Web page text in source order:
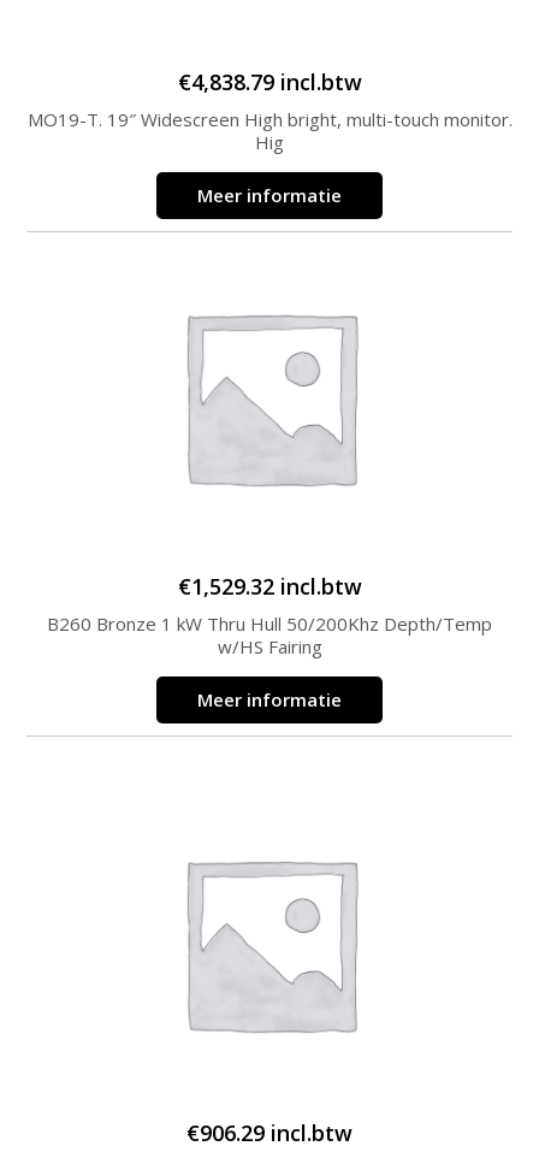
€4,838.79 incl.btw
MO19-T. 19″ Widescreen High bright, multi-touch monitor.
Hig
Meer informatie
€1,529.32 incl.btw
B260 Bronze 1 kW Thru Hull 50/200Khz Depth/Temp
w/HS Fairing
Meer informatie
€906.29 incl.btw